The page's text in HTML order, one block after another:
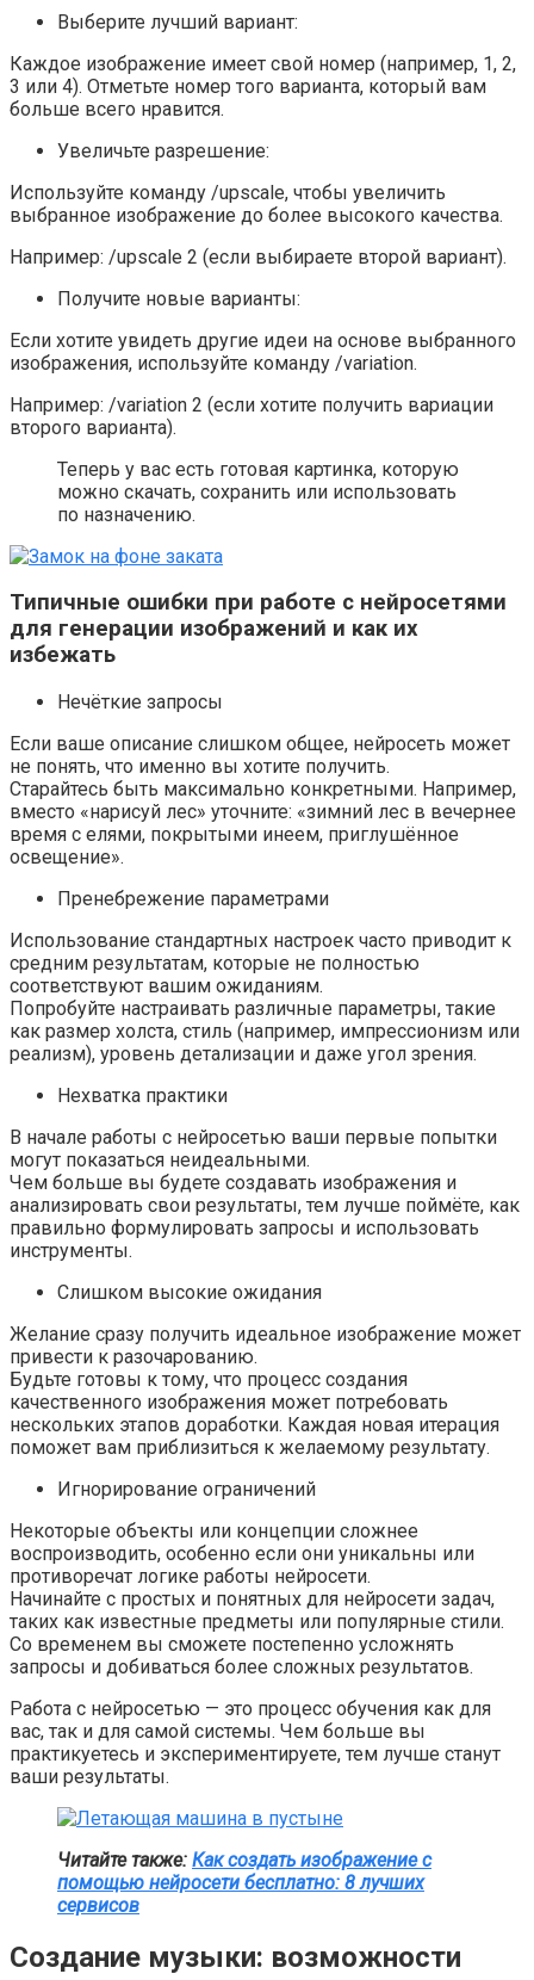
Выберите лучший вариант:
Каждое изображение имеет свой номер (например, 1, 2,
3 или 4). Отметьте номер того варианта, который вам
больше всего нравится.
Увеличьте разрешение:
Используйте команду /upscale, чтобы увеличить
выбранное изображение до более высокого качества.
Например: /upscale 2 (если выбираете второй вариант).
Получите новые варианты:
Если хотите увидеть другие идеи на основе выбранного
изображения, используйте команду /variation.
Например: /variation 2 (если хотите получить вариации
второго варианта).
Теперь у вас есть готовая картинка, которую
можно скачать, сохранить или использовать
по назначению.
Типичные ошибки при работе с нейросетями
для генерации изображений и как их
избежать
Нечёткие запросы
Если ваше описание слишком общее, нейросеть может
не понять, что именно вы хотите получить.
Старайтесь быть максимально конкретными. Например,
вместо «нарисуй лес» уточните: «зимний лес в вечернее
время с елями, покрытыми инеем, приглушённое
освещение».
Пренебрежение параметрами
Использование стандартных настроек часто приводит к
средним результатам, которые не полностью
соответствуют вашим ожиданиям.
Попробуйте настраивать различные параметры, такие
как размер холста, стиль (например, импрессионизм или
реализм), уровень детализации и даже угол зрения.
Нехватка практики
В начале работы с нейросетью ваши первые попытки
могут показаться неидеальными.
Чем больше вы будете создавать изображения и
анализировать свои результаты, тем лучше поймёте, как
правильно формулировать запросы и использовать
инструменты.
Слишком высокие ожидания
Желание сразу получить идеальное изображение может
привести к разочарованию.
Будьте готовы к тому, что процесс создания
качественного изображения может потребовать
нескольких этапов доработки. Каждая новая итерация
поможет вам приблизиться к желаемому результату.
Игнорирование ограничений
Некоторые объекты или концепции сложнее
воспроизводить, особенно если они уникальны или
противоречат логике работы нейросети.
Начинайте с простых и понятных для нейросети задач,
таких как известные предметы или популярные стили.
Со временем вы сможете постепенно усложнять
запросы и добиваться более сложных результатов.
Работа с нейросетью — это процесс обучения как для
вас, так и для самой системы. Чем больше вы
практикуетесь и экспериментируете, тем лучше станут
ваши результаты.
Читайте также: Как создать изображение с
помощью нейросети бесплатно: 8 лучших
сервисов
Создание музыки: возможности